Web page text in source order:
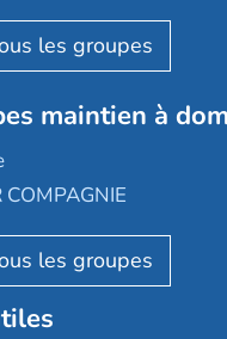
d'Arcadie
d'or
Âge
maintien à
COMPAGNIE
Services